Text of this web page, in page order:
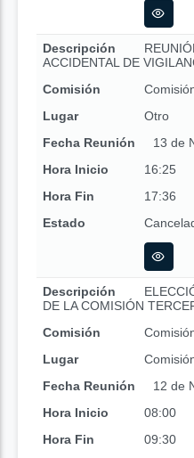
Descripción
ACCIDENTAL DE
Comisión
Lugar
Otro
Fecha Reunión
13 de
Hora Inicio
16:25
Hora Fin
17:36
Estado
Descripción
DE LA COMISIÓN
Comisión
Lugar
Fecha Reunión
12 de
Hora Inicio
08:00
Hora Fin
09:30